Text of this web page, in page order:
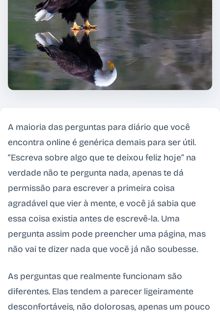
A maioria das perguntas para diário que você
encontra online é genérica demais para ser útil.
“Escreva sobre algo que te deixou feliz hoje” na
verdade não te pergunta nada, apenas te dá
permissão para escrever a primeira coisa
agradável que vier à mente, e você já sabia que
essa coisa existia antes de escrevê-la. Uma
pergunta assim pode preencher uma página, mas
não vai te dizer nada que você já não soubesse.
As perguntas que realmente funcionam são
diferentes. Elas tendem a parecer ligeiramente
desconfortáveis, não dolorosas, apenas um pouco